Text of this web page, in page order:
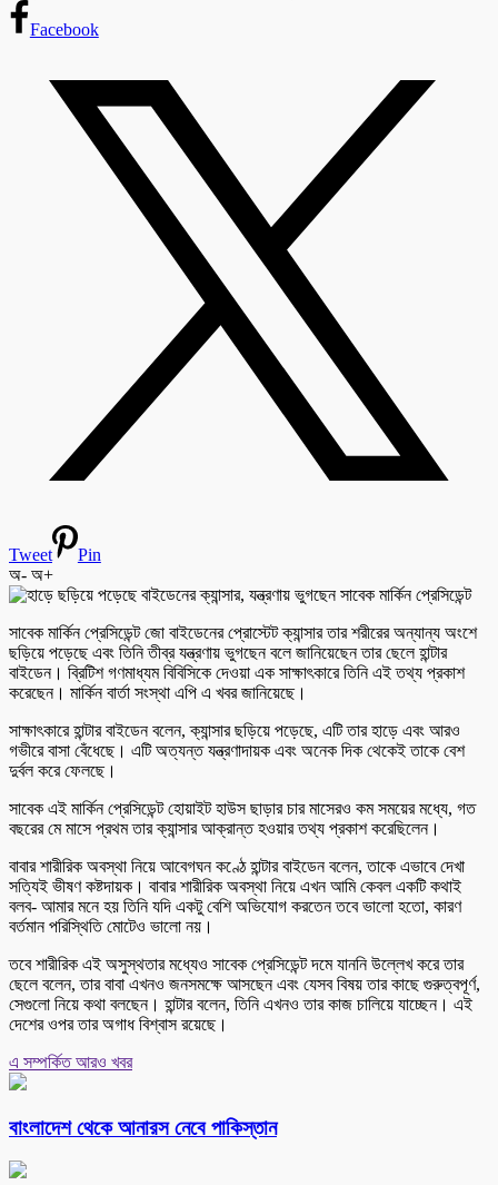
Facebook
Tweet
Pin
অ- অ+
সাবেক মার্কিন প্রেসিডেন্ট জো বাইডেনের প্রোস্টেট ক্যান্সার তার শরীরের অন্যান্য অংশে
ছড়িয়ে পড়েছে এবং তিনি তীব্র যন্ত্রণায় ভুগছেন বলে জানিয়েছেন তার ছেলে হান্টার
বাইডেন। ব্রিটিশ গণমাধ্যম বিবিসিকে দেওয়া এক সাক্ষাৎকারে তিনি এই তথ্য প্রকাশ
করেছেন। মার্কিন বার্তা সংস্থা এপি এ খবর জানিয়েছে।
সাক্ষাৎকারে হান্টার বাইডেন বলেন, ক্যান্সার ছড়িয়ে পড়েছে, এটি তার হাড়ে এবং আরও
গভীরে বাসা বেঁধেছে। এটি অত্যন্ত যন্ত্রণাদায়ক এবং অনেক দিক থেকেই তাকে বেশ
দুর্বল করে ফেলছে।
সাবেক এই মার্কিন প্রেসিডেন্ট হোয়াইট হাউস ছাড়ার চার মাসেরও কম সময়ের মধ্যে, গত
বছরের মে মাসে প্রথম তার ক্যান্সার আক্রান্ত হওয়ার তথ্য প্রকাশ করেছিলেন।
বাবার শারীরিক অবস্থা নিয়ে আবেগঘন কণ্ঠে হান্টার বাইডেন বলেন, তাকে এভাবে দেখা
সত্যিই ভীষণ কষ্টদায়ক। বাবার শারীরিক অবস্থা নিয়ে এখন আমি কেবল একটি কথাই
বলব- আমার মনে হয় তিনি যদি একটু বেশি অভিযোগ করতেন তবে ভালো হতো, কারণ
বর্তমান পরিস্থিতি মোটেও ভালো নয়।
তবে শারীরিক এই অসুস্থতার মধ্যেও সাবেক প্রেসিডেন্ট দমে যাননি উল্লেখ করে তার
ছেলে বলেন, তার বাবা এখনও জনসমক্ষে আসছেন এবং যেসব বিষয় তার কাছে গুরুত্বপূর্ণ,
সেগুলো নিয়ে কথা বলছেন। হান্টার বলেন, তিনি এখনও তার কাজ চালিয়ে যাচ্ছেন। এই
দেশের ওপর তার অগাধ বিশ্বাস রয়েছে।
এ সম্পর্কিত আরও খবর
বাংলাদেশ থেকে আনারস নেবে পাকিস্তান